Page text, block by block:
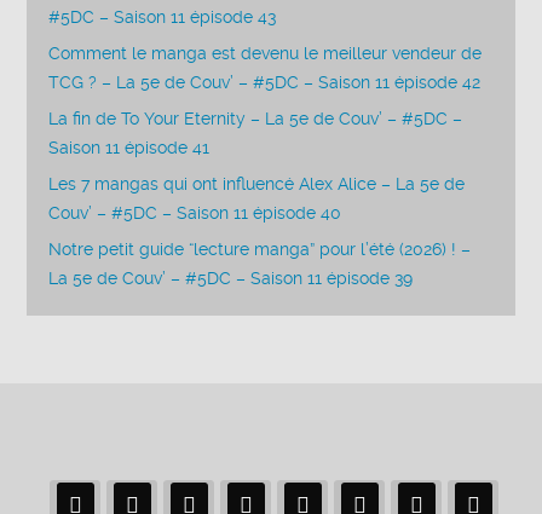
#5DC – Saison 11 épisode 43
Comment le manga est devenu le meilleur vendeur de
TCG ? – La 5e de Couv’ – #5DC – Saison 11 épisode 42
La fin de To Your Eternity – La 5e de Couv’ – #5DC –
Saison 11 épisode 41
Les 7 mangas qui ont influencé Alex Alice – La 5e de
Couv’ – #5DC – Saison 11 épisode 40
Notre petit guide “lecture manga” pour l’été (2026) ! –
La 5e de Couv’ – #5DC – Saison 11 épisode 39